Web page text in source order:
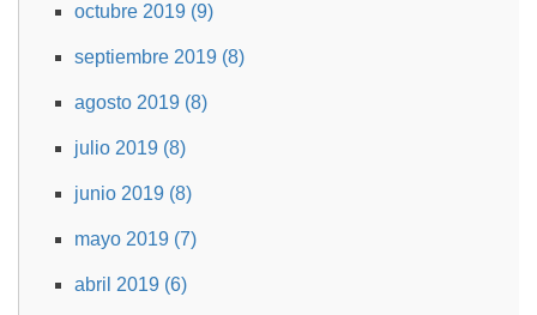
octubre 2019 (9)
septiembre 2019 (8)
agosto 2019 (8)
julio 2019 (8)
junio 2019 (8)
mayo 2019 (7)
abril 2019 (6)